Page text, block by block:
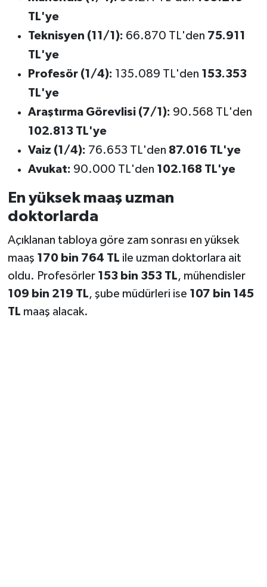
TL'ye
Teknisyen (11/1): 66.870 TL'den 75.911
TL'ye
Profesör (1/4): 135.089 TL'den 153.353
TL'ye
Araştırma Görevlisi (7/1): 90.568 TL'den
102.813 TL'ye
Vaiz (1/4): 76.653 TL'den 87.016 TL'ye
Avukat: 90.000 TL'den 102.168 TL'ye
En yüksek maaş uzman
doktorlarda
Açıklanan tabloya göre zam sonrası en yüksek
maaş 170 bin 764 TL ile uzman doktorlara ait
oldu. Profesörler 153 bin 353 TL, mühendisler
109 bin 219 TL, şube müdürleri ise 107 bin 145
TL maaş alacak.